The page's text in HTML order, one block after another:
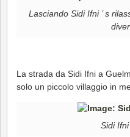
Lasciando Sidi Ifni ’ s
La strada da Sidi Ifni a
solo un piccolo villaggio in
Sidi